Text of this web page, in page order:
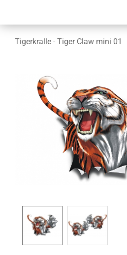
Tigerkralle - Tiger Claw mini 01